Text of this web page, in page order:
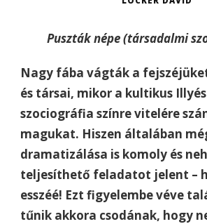
Puszták népe (társadalmi
Nagy fába vágták a
és társai, mikor a kultikus
szociográfia színre vitelére
magukat. Hiszen általában
dramatizálása is komoly és
teljesíthető feladatot jelent –
esszéé! Ezt figyelembe véve
tűnik akkora csodának, hogy